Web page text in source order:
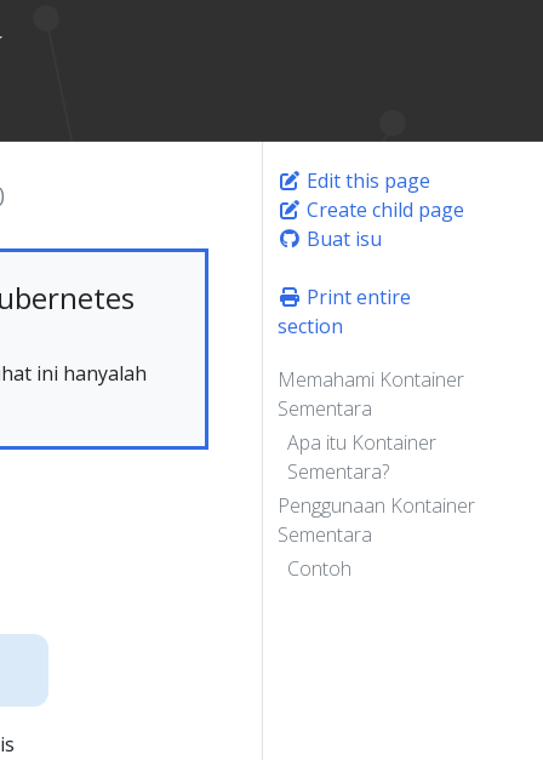
ini hanyalah
Edit this page
Create child page
Buat isu
Print entire
section
Memahami Kontainer
Sementara
Apa itu Kontainer
Sementara?
Penggunaan Kontainer
Sementara
Contoh